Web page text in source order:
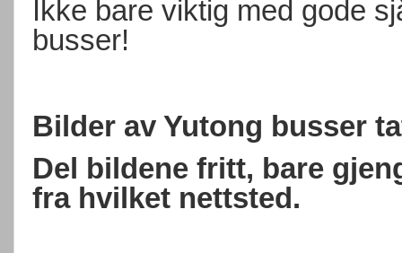
Ikke bare viktig med gode
busser!
Bilder av Yutong busser
Del bildene fritt, bare
fra hvilket nettsted.